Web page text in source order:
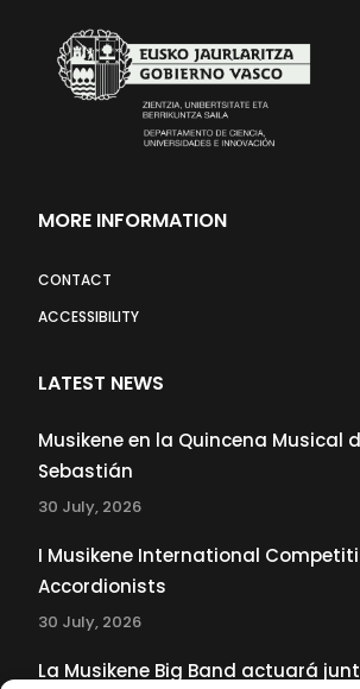
MORE INFORMATION
CONTACT
ACCESSIBILITY
LATEST NEWS
Musikene en la Quincena Musical
Sebastián
30 July, 2026
I Musikene International
Accordionists
30 July, 2026
La Musikene Big Band actuará